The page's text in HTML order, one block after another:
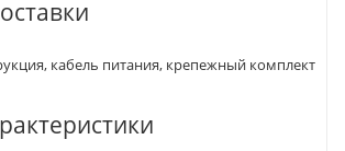
кабель питания, крепежный комплект